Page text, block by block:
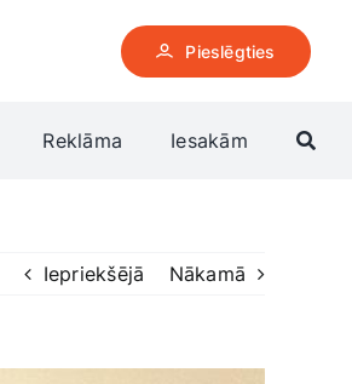
Pieslēgties
Reklāma Iesakām
Iepriekšējā Nākamā